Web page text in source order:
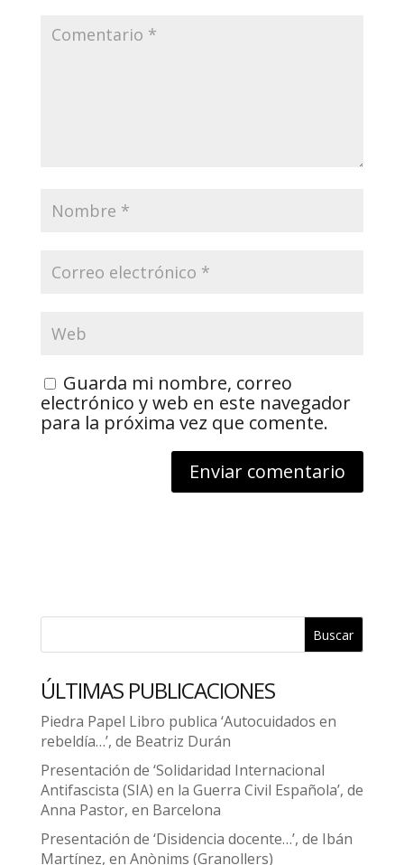
Guarda mi nombre, correo
electrónico y web en este navegador
para la próxima vez que comente.
Buscar
ÚLTIMAS PUBLICACIONES
Piedra Papel Libro publica ‘Autocuidados en
rebeldía…’, de Beatriz Durán
Presentación de ‘Solidaridad Internacional
Antifascista (SIA) en la Guerra Civil Española’, de
Anna Pastor, en Barcelona
Presentación de ‘Disidencia docente…’, de Ibán
Martínez, en Anònims (Granollers)